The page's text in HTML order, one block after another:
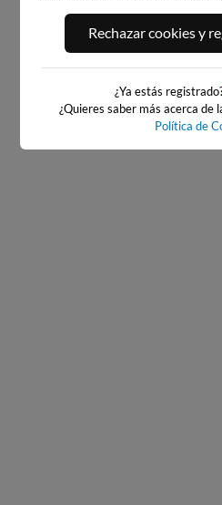
PLAYA DE ONDARRETA
8km · Donostia
0.2 m CHOPI
Rechazar cookies y
¿Ya estás
¿Quieres saber más acerca de
Política de